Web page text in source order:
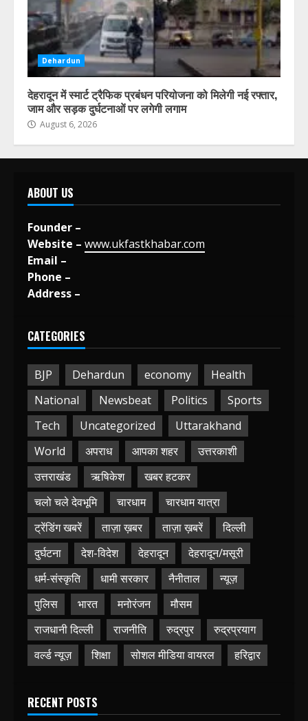
Dehardun
देहरादून में स्मार्ट ट्रैफिक प्रबंधन परियोजना को मिलेगी नई रफ्तार,
जाम और सड़क दुर्घटनाओं पर लगेगी लगाम
August 6, 2026
ABOUT US
Founder –
Website – www.ukfastkhabar.com
Email –
Phone –
Address –
CATEGORIES
BJP Dehardun economy
Health
National
Newsbeat Politics
Sports
Tech
Uncategorized
Uttarakhand
World
अपराध आपका शहर
उत्तरकाशी
उत्तराखंड
ऋषिकेश
खबर हटकर
चलो चले देवभूमि
चारधाम
चारधाम यात्रा
ट्रेंडिंग खबरें
ताज़ा ख़बर ताज़ा ख़बरें
दिल्ली
दुर्घटना
देश-विदेश देहरादून
देहरादून/मसूरी
धर्म-संस्कृति
धामी सरकार नैनीताल
न्यूज़
पुलिस
भारत मनोरंजन
मौसम
राजधानी दिल्ली
राजनीति रुद्रपुर
रुद्रप्रयाग
वर्ल्ड न्यूज़
शिक्षा सोशल मीडिया वायरल हरिद्वार
RECENT POSTS